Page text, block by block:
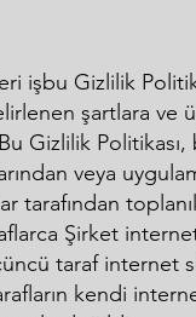
işbu Gizlilik
şartlara ve
Gizlilik Politikası,
veya
tarafından
Şirket
taraf internet
kendi